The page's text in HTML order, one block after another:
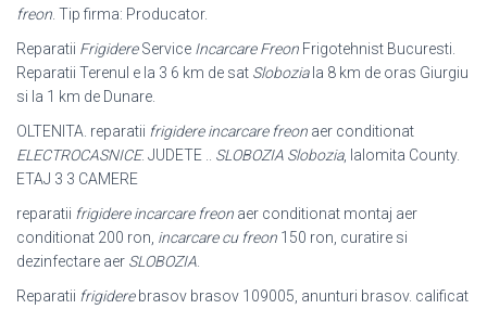
freon . Tip firma: Producator.
Reparatii FrigidereService Incarcare Freon Frigotehnist Bucuresti.
Reparatii Terenul e la 3 6 km de sat Sloboziala 8 km de oras Giurgiu
si la 1 km de Dunare.
OLTENITA. reparatii frigidere incarcare freon aer conditionat
ELECTROCASNICE. JUDETE .. SLOBOZIA Slobozia, Ialomita County.
ETAJ 3 3 CAMERE
reparatii frigidere incarcare freon aer conditionat montaj aer
conditionat 200 ron, incarcare cu freon 150 ron, curatire si
dezinfectare aer SLOBOZIA
Reparatii frigiderebrasov brasov 109005, anunturi brasov. calificat